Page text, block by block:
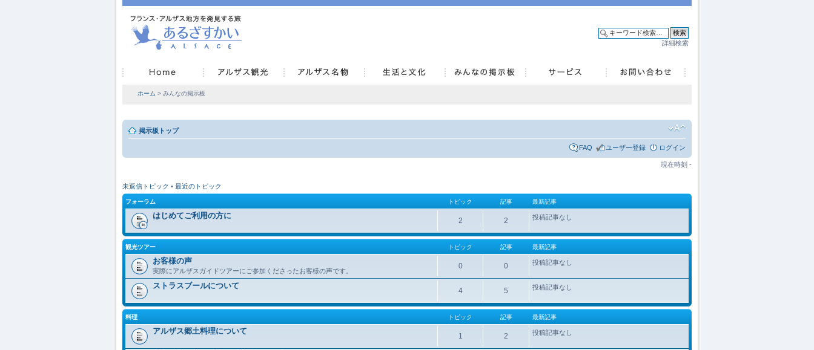
詳細検索
ホーム > みんなの掲示板
掲示板トップ
FAQ ユーザー登録 ログイン
現在時刻 -
未返信トピック • 最近のトピック
フォーラム トピック 記事 最新記事
はじめてご利用の方に
2 2 投稿記事なし
観光ツアー トピック 記事 最新記事
お客様の声
実際にアルザスガイドツアーにご参加くださったお客様の声です。
0 0 投稿記事なし
ストラスブールについて
4 5 投稿記事なし
料理 トピック 記事 最新記事
アルザス郷土料理について
1 2 投稿記事なし